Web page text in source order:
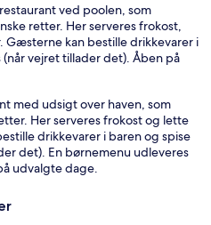
ved poolen, som
retter. Her serveres frokost,
Gæsterne kan bestille drikkevarer i
vejret tillader det). Åben på
med udsigt over haven, som
Her serveres frokost og lette
drikkevarer i baren og spise
det). En børnemenu udleveres
udvalgte dage.